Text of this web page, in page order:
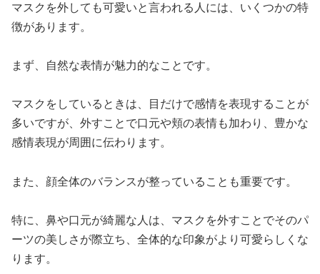
マスクを外しても可愛いと言われる人には、いくつかの特
徴があります。
まず、自然な表情が魅力的なことです。
マスクをしているときは、目だけで感情を表現することが
多いですが、外すことで口元や頬の表情も加わり、豊かな
感情表現が周囲に伝わります。
また、顔全体のバランスが整っていることも重要です。
特に、鼻や口元が綺麗な人は、マスクを外すことでそのパ
ーツの美しさが際立ち、全体的な印象がより可愛らしくな
ります。